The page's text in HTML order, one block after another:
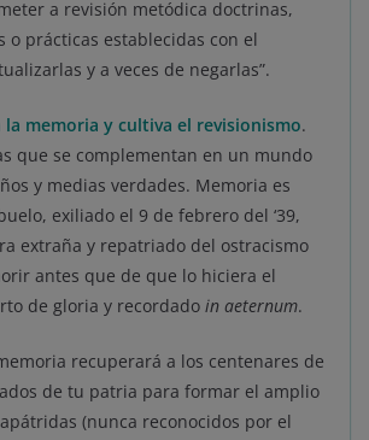
a revisión metódica doctrinas,
o prácticas establecidas con el
y a veces de negarlas”.
memoria y cultiva el revisionismo.
que se complementan en un mundo
y medias verdades. Memoria es
exiliado el 9 de febrero del ‘39,
extraña y repatriado del ostracismo
antes que de que lo hiciera el
de gloria y recordado in aeternum.
recuperará a los centenares de
de tu patria para formar el amplio
(nunca reconocidos por el